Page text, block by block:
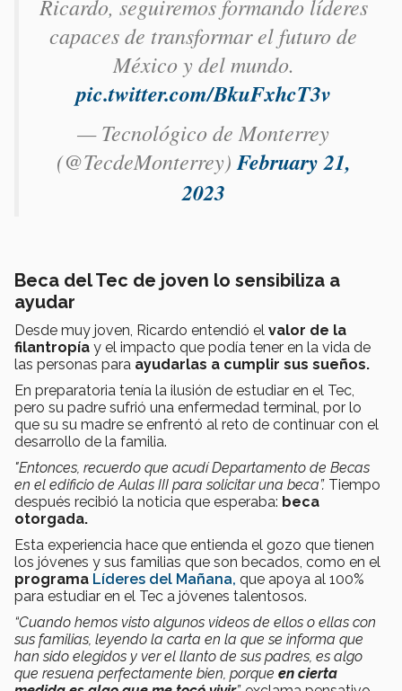
Ricardo, seguiremos formando líderes
capaces de transformar el futuro de
México y del mundo.
pic.twitter.com/BkuFxhcT3v
— Tecnológico de Monterrey
(@TecdeMonterrey) February 21,
2023
Beca del Tec de joven lo sensibiliza a
ayudar
Desde muy joven, Ricardo entendió el valor de la
filantropía y el impacto que podía tener en la vida de
las personas para ayudarlas a cumplir sus sueños.
En preparatoria tenía la ilusión de estudiar en el Tec,
pero su padre sufrió una enfermedad terminal, por lo
que su su madre se enfrentó al reto de continuar con el
desarrollo de la familia.
"Entonces, recuerdo que acudí Departamento de Becas
en el edificio de Aulas III para solicitar una beca”. Tiempo
después recibió la noticia que esperaba: beca
otorgada.
Esta experiencia hace que entienda el gozo que tienen
los jóvenes y sus familias que son becados, como en el
programa Líderes del Mañana, que apoya al 100%
para estudiar en el Tec a jóvenes talentosos.
“Cuando hemos visto algunos videos de ellos o ellas con
sus familias, leyendo la carta en la que se informa que
han sido elegidos y ver el llanto de sus padres, es algo
que resuena perfectamente bien, porque en cierta